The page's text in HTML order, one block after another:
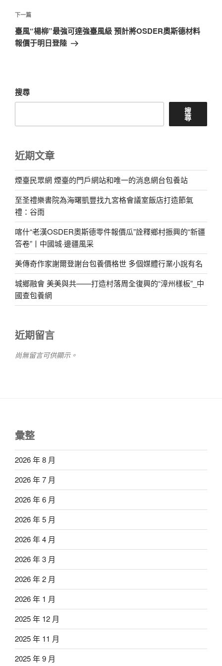
章
下
一
篇
下一篇
臺風“楊柳”最強可達強臺風級 預計將OSDER奧斯德材料
報價于明日登陸
搜尋
搜
尋
近期文章
煙臺民眾網 煙臺的門戶網站和唯一的消息網台包養站
至圣禮樂書院為海曙凱豐找九宮格會議室飯店打造節氣
禮：谷雨
喀什“老漢OSDER奧斯德零件報價瓜”詮釋鄉村振興的“新疆
答卷”丨中國城·邊疆風采
美傳奇作家謝爾登謝台包養價格世 多個媒體行業小說有名
城鄉融會 美美與共——打造村落周全復興的“漳州樣板”_中
國查包養網
近期留言
尚無留言可供顯示。
彙整
2026 年 8 月
2026 年 7 月
2026 年 6 月
2026 年 5 月
2026 年 4 月
2026 年 3 月
2026 年 2 月
2026 年 1 月
2025 年 12 月
2025 年 11 月
2025 年 9 月